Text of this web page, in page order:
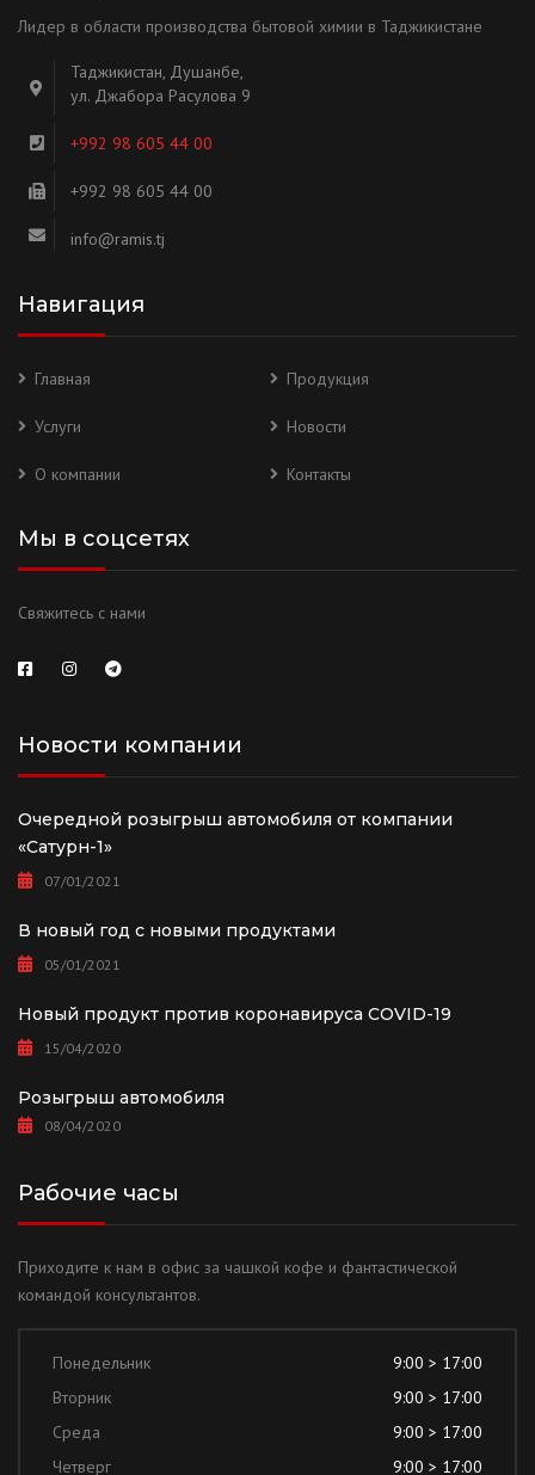
Лидер в области производства бытовой химии в Таджикистане
Таджикистан, Душанбе,
ул. Джабора Расулова 9
+992 98 605 44 00
+992 98 605 44 00
info@ramis.tj
Навигация
Главная Продукция
Услуги Новости
О компании Контакты
Мы в соцсетях
Свяжитесь с нами
Новости компании
Очередной розыгрыш автомобиля от компании
«Сатурн-1»
07/01/2021
В новый год с новыми продуктами
05/01/2021
Новый продукт против коронавируса COVID-19
15/04/2020
Розыгрыш автомобиля
08/04/2020
Рабочие часы
Приходите к нам в офис за чашкой кофе и фантастической
командой консультантов.
Понедельник
9:00 > 17:00
Вторник
9:00 > 17:00
Среда
9:00 > 17:00
Четверг
9:00 > 17:00